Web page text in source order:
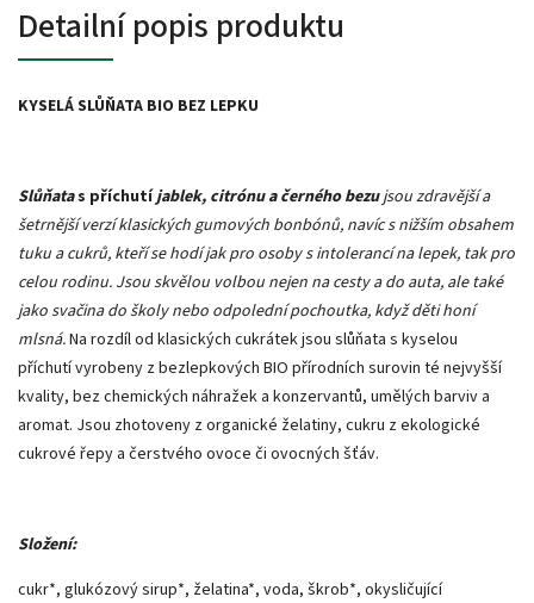
Detailní popis produktu
KYSELÁ SLŮŇATA BIO BEZ LEPKU
Slůňatas příchutíjablek, citrónu a černého bezu jsou zdravější a
šetrnější verzí klasických gumových bonbónů, navíc s nižším obsahem
tuku a cukrů, kteří se hodí jak pro osoby s intolerancí na lepek, tak pro
celou rodinu. Jsou skvělou volbou nejen na cesty a do auta, ale také
jako svačina do školy nebo odpolední pochoutka, když děti honí
mlsná.Na rozdíl od klasických cukrátek jsou slůňata s kyselou
příchutí vyrobeny z bezlepkových BIO přírodních surovin té nejvyšší
kvality, bez chemických náhražek a konzervantů, umělých barviv a
aromat. Jsou zhotoveny z organické želatiny, cukru z ekologické
cukrové řepy a čerstvého ovoce či ovocných šťáv.
Složení:
cukr*, glukózový sirup*, želatina*, voda, škrob*, okysličující